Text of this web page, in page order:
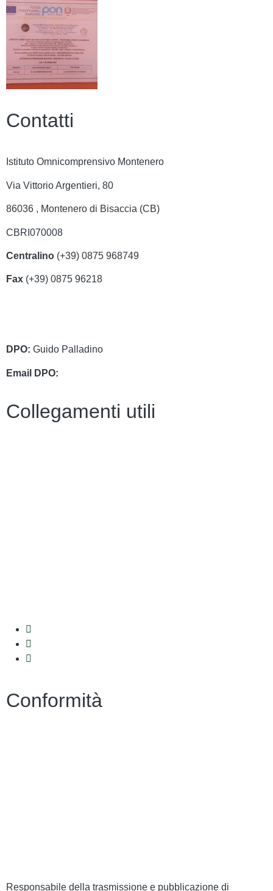
Contatti
Istituto Omnicomprensivo Montenero
Via Vittorio Argentieri, 80
86036 , Montenero di Bisaccia (CB)
CBRI070008
Centralino (+39) 0875 968749
Fax (+39) 0875 96218
DPO: Guido Palladino
Email DPO:
Collegamenti utili
Conformità
Responsabile della trasmissione e pubblicazione di